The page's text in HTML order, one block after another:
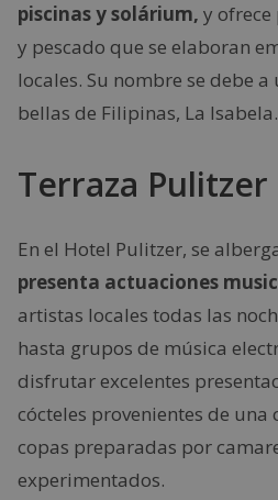
piscinas y solárium, y ofrece
y pescado que se elaboran
locales. Su nombre se debe
bellas de Filipinas, La Isabela.
Terraza Pulitzer
En el Hotel Pulitzer, se
presenta actuaciones
artistas locales todas las
hasta grupos de música
disfrutar excelentes
cócteles provenientes de una
copas preparadas por
experimentados.